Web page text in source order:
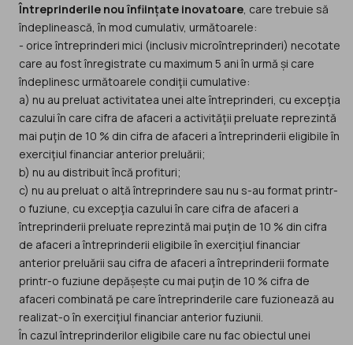
Întreprinderile nou înființate inovatoare, care trebuie să
îndeplinească, în mod cumulativ, următoarele:
- orice întreprinderi mici (inclusiv microîntreprinderi) necotate
care au fost înregistrate cu maximum 5 ani în urmă și care
îndeplinesc următoarele condiţii cumulative:
a) nu au preluat activitatea unei alte întreprinderi, cu excepţia
cazului în care cifra de afaceri a activităţii preluate reprezintă
mai puţin de 10 % din cifra de afaceri a întreprinderii eligibile în
exerciţiul financiar anterior preluării;
b) nu au distribuit încă profituri;
c) nu au preluat o altă întreprindere sau nu s-au format printr-
o fuziune, cu excepţia cazului în care cifra de afaceri a
întreprinderii preluate reprezintă mai puţin de 10 % din cifra
de afaceri a întreprinderii eligibile în exerciţiul financiar
anterior preluării sau cifra de afaceri a întreprinderii formate
printr-o fuziune depășește cu mai puţin de 10 % cifra de
afaceri combinată pe care întreprinderile care fuzionează au
realizat-o în exerciţiul financiar anterior fuziunii.
În cazul întreprinderilor eligibile care nu fac obiectul unei